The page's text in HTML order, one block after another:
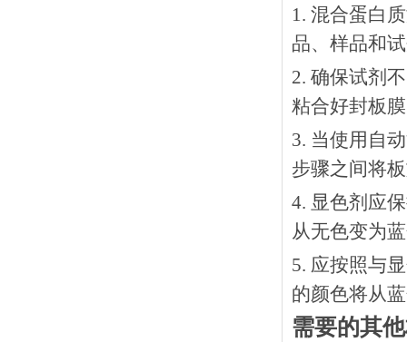
1. 混合蛋白
品、样品和
2. 确保试剂
粘合好封板
3. 当使用自
步骤之间将
4. 显色剂应
从无色变为
5. 应按照与
的颜色将从
需要的其